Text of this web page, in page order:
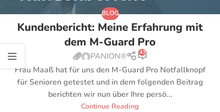
BLOG
Kundenbericht: Meine Erfahrung mit
dem M-Guard Pro
PANION® 43
Frau Maaß hat für uns den M-Guard Pro Notfallknopf
für Senioren getestet und in dem folgenden Beitrag
berichten wir nun über Ihre persö...
Continue Reading